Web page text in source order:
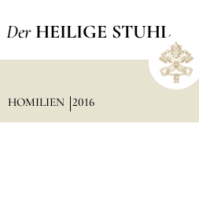
Der HEILIGE STUHL
HOMILIEN 2016